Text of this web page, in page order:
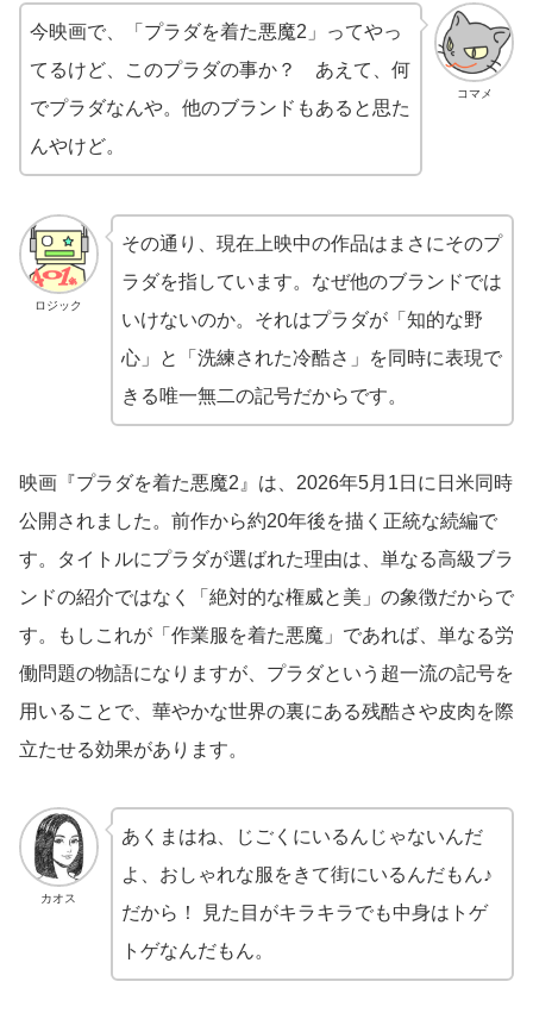
コマメ
今映画で、「プラダを着た悪魔2」ってやっ
てるけど、このプラダの事か？ あえて、何
でプラダなんや。他のブランドもあると思た
んやけど。
ロジック
その通り、現在上映中の作品はまさにそのプ
ラダを指しています。なぜ他のブランドでは
いけないのか。それはプラダが「知的な野
心」と「洗練された冷酷さ」を同時に表現で
きる唯一無二の記号だからです。
映画『プラダを着た悪魔2』は、2026年5月1日に日米同時
公開されました。前作から約20年後を描く正統な続編で
す。タイトルにプラダが選ばれた理由は、単なる高級ブラ
ンドの紹介ではなく「絶対的な権威と美」の象徴だからで
す。もしこれが「作業服を着た悪魔」であれば、単なる労
働問題の物語になりますが、プラダという超一流の記号を
用いることで、華やかな世界の裏にある残酷さや皮肉を際
立たせる効果があります。
カオス
あくまはね、じごくにいるんじゃないんだ
よ、おしゃれな服をきて街にいるんだもん♪
だから！ 見た目がキラキラでも中身はトゲ
トゲなんだもん。